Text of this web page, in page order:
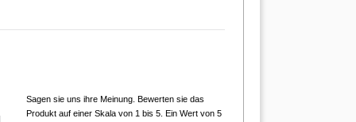
Sagen sie uns ihre Meinung. Bewerten sie das
Produkt auf einer Skala von 1 bis 5. Ein Wert von 5